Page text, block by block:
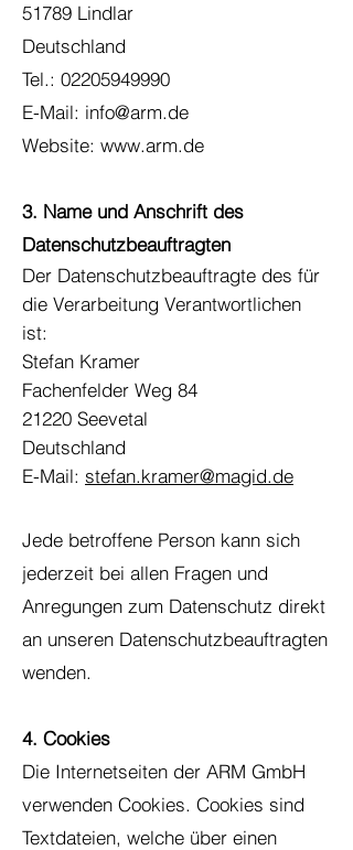
51789 Lindlar
Deutschland
Tel.: 02205949990
E-Mail: info@arm.de
Website: www.arm.de
3. Name und Anschrift des
Datenschutzbeauftragten
Der Datenschutzbeauftragte des für
die Verarbeitung Verantwortlichen
ist:
Stefan Kramer
Fachenfelder Weg 84
21220 Seevetal
Deutschland
E-Mail: stefan.kramer@magid.de
Jede betroffene Person kann sich
jederzeit bei allen Fragen und
Anregungen zum Datenschutz direkt
an unseren Datenschutzbeauftragten
wenden.
4. Cookies
Die Internetseiten der ARM GmbH
verwenden Cookies. Cookies sind
Textdateien, welche über einen